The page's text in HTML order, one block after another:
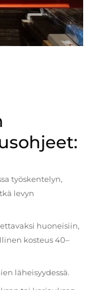
työskentelyn,
levyn
huoneisiin,
kosteus 40–
läheisyydessä.